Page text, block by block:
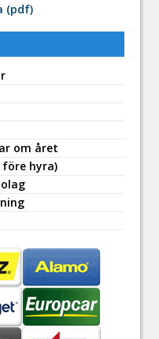
(pdf)
om året
före hyra)